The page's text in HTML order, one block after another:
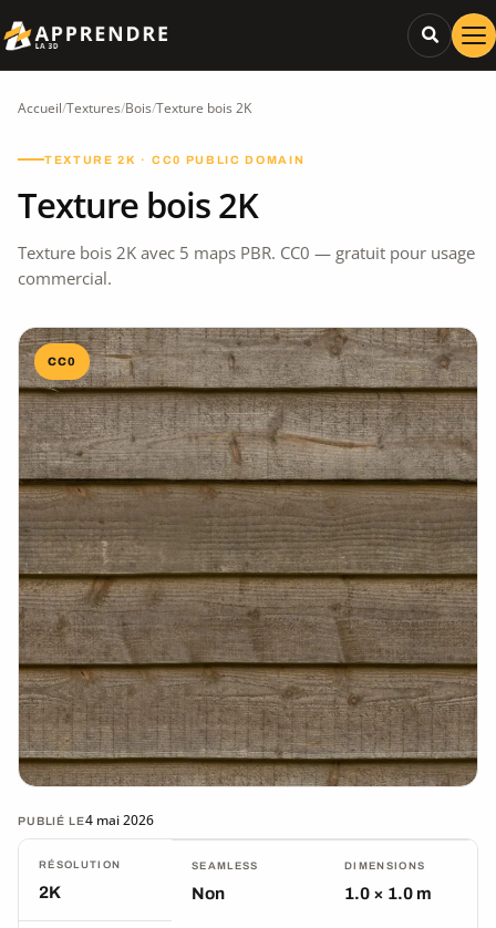
Accueil/Textures/Bois/Texture bois 2K
TEXTURE 2K · CC0 PUBLIC DOMAIN
Texture bois 2K
Texture bois 2K avec 5 maps PBR. CC0 — gratuit pour usage
commercial.
CC0
PUBLIÉ LE4 mai 2026
RÉSOLUTION
2K
SEAMLESS
Non
DIMENSIONS
1.0 × 1.0 m